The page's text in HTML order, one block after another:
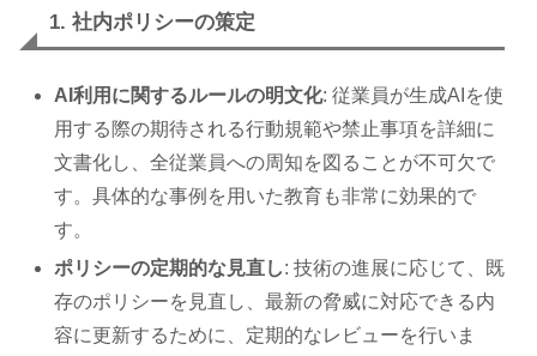
1. 社内ポリシーの策定
AI利用に関するルールの明文化: 従業員が生成AIを使
用する際の期待される行動規範や禁止事項を詳細に
文書化し、全従業員への周知を図ることが不可欠で
す。具体的な事例を用いた教育も非常に効果的で
す。
ポリシーの定期的な見直し: 技術の進展に応じて、既
存のポリシーを見直し、最新の脅威に対応できる内
容に更新するために、定期的なレビューを行いま